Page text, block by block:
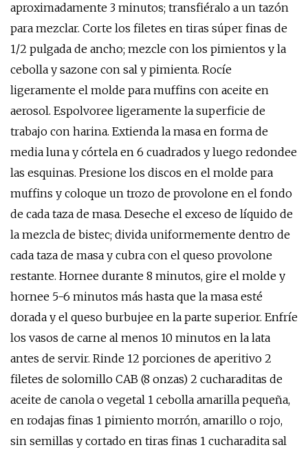
aproximadamente 3 minutos; transfiéralo a un tazón
para mezclar. Corte los filetes en tiras súper finas de
1/2 pulgada de ancho; mezcle con los pimientos y la
cebolla y sazone con sal y pimienta. Rocíe
ligeramente el molde para muffins con aceite en
aerosol. Espolvoree ligeramente la superficie de
trabajo con harina. Extienda la masa en forma de
media luna y córtela en 6 cuadrados y luego redondee
las esquinas. Presione los discos en el molde para
muffins y coloque un trozo de provolone en el fondo
de cada taza de masa. Deseche el exceso de líquido de
la mezcla de bistec; divida uniformemente dentro de
cada taza de masa y cubra con el queso provolone
restante. Hornee durante 8 minutos, gire el molde y
hornee 5-6 minutos más hasta que la masa esté
dorada y el queso burbujee en la parte superior. Enfríe
los vasos de carne al menos 10 minutos en la lata
antes de servir. Rinde 12 porciones de aperitivo 2
filetes de solomillo CAB (8 onzas) 2 cucharaditas de
aceite de canola o vegetal 1 cebolla amarilla pequeña,
en rodajas finas 1 pimiento morrón, amarillo o rojo,
sin semillas y cortado en tiras finas 1 cucharadita sal